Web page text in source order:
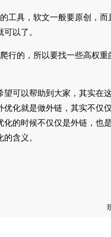
具，软文一般要原创，而
以了。
的，所以要找一些高权重
可以帮助到大家，其实在
化就是做外链，其实不仅
的时候不仅仅是外链，也
含义。